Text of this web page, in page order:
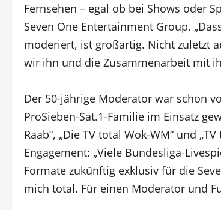
Fernsehen – egal ob bei Shows oder
Seven One Entertainment Group.
moderiert, ist großartig. Nicht zuletzt
wir ihn und die Zusammenarbeit mit
Der 50-jährige Moderator war schon
ProSieben-Sat.1-Familie im Einsatz
Raab“, „Die TV total Wok-WM“ und
Engagement: „Viele Bundesliga-
Formate zukünftig exklusiv für die
mich total. Für einen Moderator und